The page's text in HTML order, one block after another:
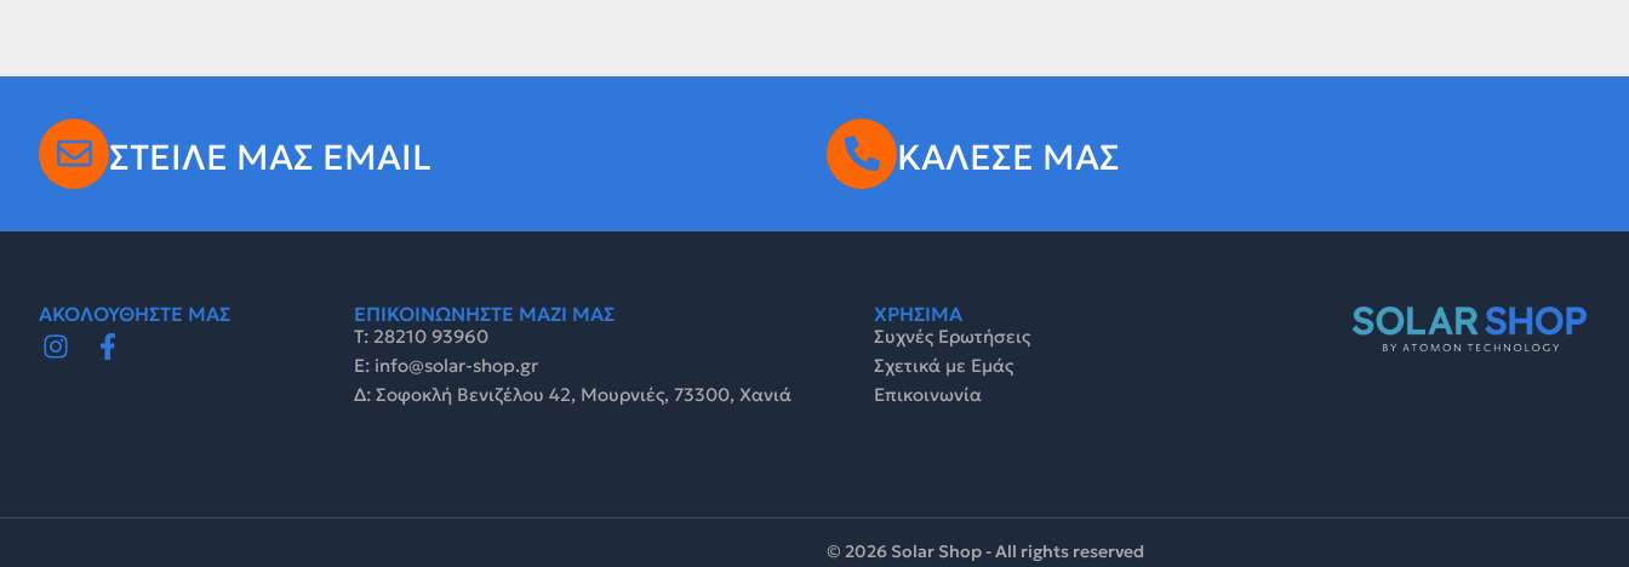
ΣΤΕΙΛΕ ΜΑΣ EMAIL ΚΑΛΕΣΕ ΜΑΣ
ΑΚΟΛΟΥΘΗΣΤΕ ΜΑΣ ΕΠΙΚΟΙΝΩΝΗΣΤΕ ΜΑΖΙ ΜΑΣ
Τ: 28210 93960
E: info@solar-shop.gr
Δ: Σοφοκλή Βενιζέλου 42, Μουρνιές, 73300, Χανιά
ΧΡΗΣΙΜΑ
Συχνές Ερωτήσεις
Σχετικά με Εμάς
Επικοινωνία
© 2026 Solar Shop - All rights reserved